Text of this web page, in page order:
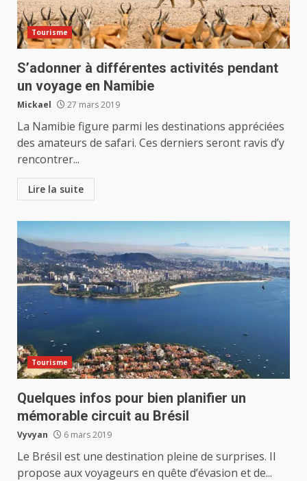
Tourisme
S’adonner à différentes activités pendant
un voyage en Namibie
Mickael 27 mars 2019
La Namibie figure parmi les destinations appréciées
des amateurs de safari. Ces derniers seront ravis d’y
rencontrer...
Lire la suite
Tourisme
Quelques infos pour bien planifier un
mémorable circuit au Brésil
Vyvyan 6 mars 2019
Le Brésil est une destination pleine de surprises. Il
propose aux voyageurs en quête d’évasion et de...